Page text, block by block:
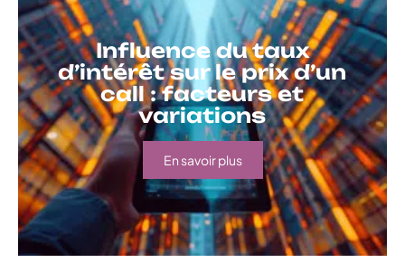
Influence du taux
d’intérêt sur le prix d’un
call : facteurs et
variations
En savoir plus